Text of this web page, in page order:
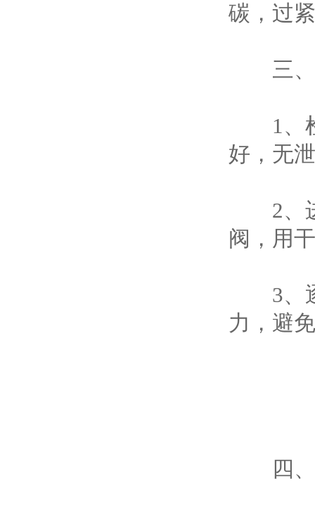
碳，过
三、
1、检
好，无
2、进
阀，用
3、逐
力，避
四、